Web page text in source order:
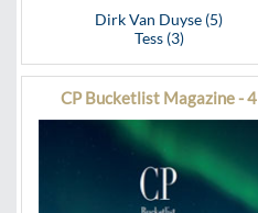
Dirk Van Duyse (5)
Tess (3)
CP Bucketlist Magazine - 4